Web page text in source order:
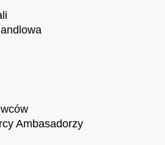
Ambasadorzy